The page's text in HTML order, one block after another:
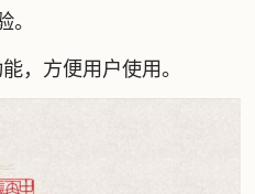
。
，方便用户使用。